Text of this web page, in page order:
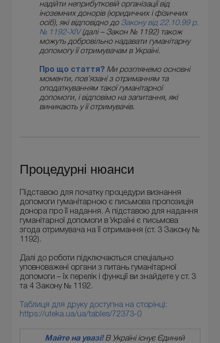
надійти неприбутковій організації від
іноземних донорів (юридичних і фізичних
осіб), які відповідно до Закону від 22.10.99 р.
№ 1192-XIV(далі – Закон № 1192) також
можуть добровільно надавати гуманітарну
допомогу її отримувачам в Україні.
Про що стаття? Ми розглянемо основні
моменти, пов’язані з отриманням та
оподаткуванням такої гуманітарної
допомоги, і відповімо на запитання, які
виникають у її отримувачів.
Процедурні нюанси
Підставою для початку процедури визнання
допомоги гуманітарною є письмова пропозиція
донора про її надання. А підставою для надання
гуманітарної допомоги в Україні є письмова
згода отримувача на її отримання (ст. 3 Закону №
1192).
Далі до роботи підключаються спеціально
уповноважені органи з питань гуманітарної
допомоги – їх перелік і функції ви знайдете у ст. 3
та 4 Закону № 1192.
Таблиця для друку доступна на сторінці:
https://uteka.ua/ua/tables/72373-0
Майте на увазі!В Україні існує Єдиний